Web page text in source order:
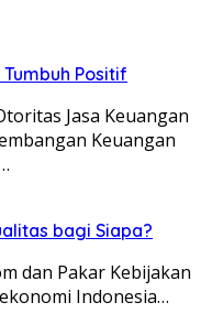
Positif
Jasa Keuangan
Keuangan
bagi Siapa?
dan Pakar Kebijakan
Indonesia…